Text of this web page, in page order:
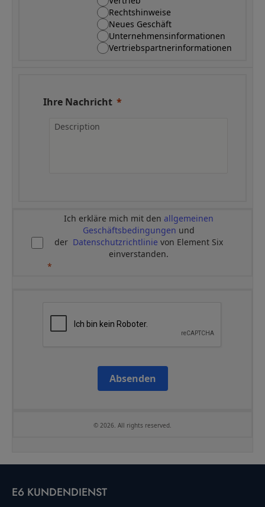
Rechtshinweise
Neues Geschäft
Unternehmensinformationen
Vertriebspartnerinformationen
Ihre Nachricht
Ich erkläre mich mit den allgemeinen
Geschäftsbedingungen und
der Datenschutzrichtlinie von Element Six
einverstanden.
Absenden
© 2026. All rights reserved.
E6 KUNDENDIENST